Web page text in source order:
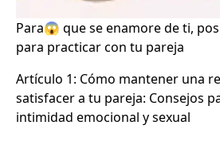
Para😱 que se enamore de ti,
para practicar con tu pareja
Artículo 1: Cómo mantener una
satisfacer a tu pareja: Consejos
intimidad emocional y sexual